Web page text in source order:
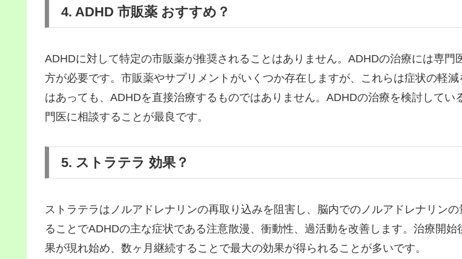
4. ADHD 市販薬 おすすめ？
ADHDに対して特定の市販薬が推奨されることはありません。ADHDの治療には専門
方が必要です。市販薬やサプリメントがいくつか存在しますが、これらは症状の軽減
はあっても、ADHDを直接治療するものではありません。ADHDの治療を検討してい
門医に相談することが最良です。
5. ストラテラ 効果？
ストラテラはノルアドレナリンの再取り込みを阻害し、脳内でのノルアドレナリン
ることでADHDの主な症状である注意散漫、衝動性、過活動を改善します。治療開始
果が現れ始め、数ヶ月継続することで最大の効果が得られることが多いです。